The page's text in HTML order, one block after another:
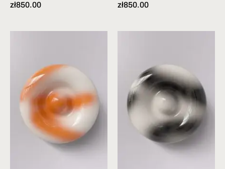
zł850.00
zł850.00